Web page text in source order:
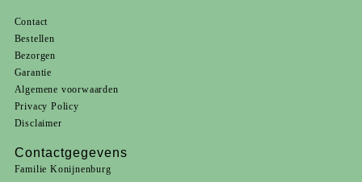
Contact
Bestellen
Bezorgen
Garantie
Algemene voorwaarden
Privacy Policy
Disclaimer
Contactgegevens
Familie Konijnenburg